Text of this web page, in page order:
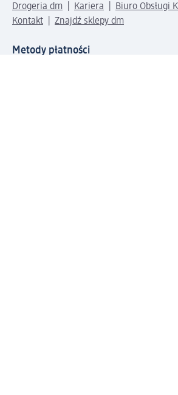
Drogeria dm Kariera
Biuro Obsługi
Kontakt
Znajdź sklepy dm
Metody płatności